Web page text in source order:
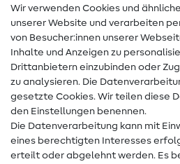
Nähanleitungen
Hilfe & Kontakt
Kontakt
Infos zum Betreiberwechsel
Widerrufsrecht
Wir verwenden Cookies und
unserer Website und verarbeiten
von Besucher:innen unserer
Inhalte und Anzeigen zu
Drittanbietern einzubinden oder
zu analysieren. Die
gesetzte Cookies. Wir teilen diese
den Einstellungen benennen.
Die Datenverarbeitung kann mit
eines berechtigten Interesses
erteilt oder abgelehnt werden. Es